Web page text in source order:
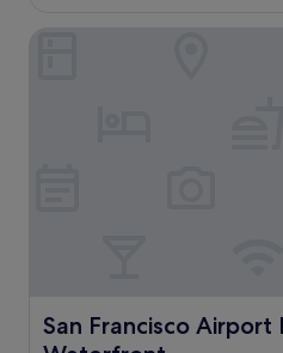
San Francisco
San Francisco Airport